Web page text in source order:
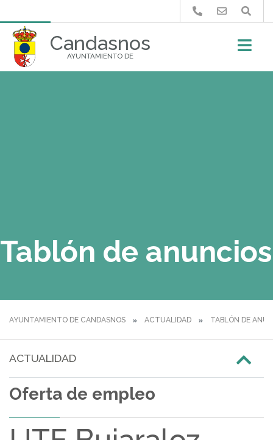
Candasnos
AYUNTAMIENTO DE
Buscar
Tablón de anuncios
AYUNTAMIENTO DE CANDASNOS ACTUALIDAD TABLÓN DE
ACTUALIDAD
Oferta de empleo